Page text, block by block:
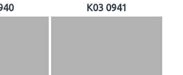
K03 0941